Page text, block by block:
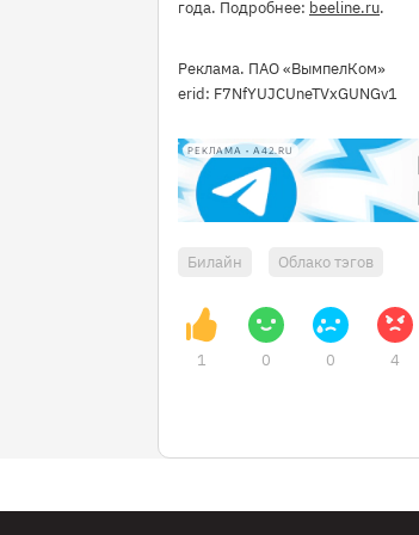
года. Подробнее: beeline.ru.
Реклама. ПАО «ВымпелКом»
erid: F7NfYUJCUneTVxGUNGv1
РЕКЛАМА • A42.RU
Билайн Облако тэгов
1 0 0 4